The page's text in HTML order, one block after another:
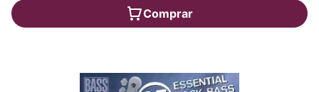
Comprar